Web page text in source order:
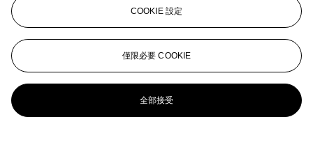
查看全部
查看全部
COOKIE 設定
僅限必要 COOKIE
全部接受